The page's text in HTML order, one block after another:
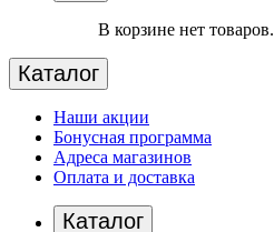
В корзине нет товаров.
Каталог
Наши акции
Бонусная программа
Адреса магазинов
Оплата и доставка
Каталог